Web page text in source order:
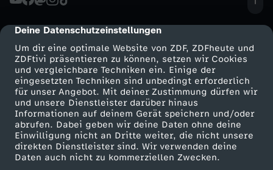
cmp-dialog-description
Deine Datenschutzeinstellungen
Um dir eine optimale Website von ZDF, ZDFheute und
ZDFtivi präsentieren zu können, setzen wir Cookies
und vergleichbare Techniken ein. Einige der
eingesetzten Techniken sind unbedingt erforderlich
für unser Angebot. Mit deiner Zustimmung dürfen wir
und unsere Dienstleister darüber hinaus
Informationen auf deinem Gerät speichern und/oder
abrufen. Dabei geben wir deine Daten ohne deine
Einwilligung nicht an Dritte weiter, die nicht unsere
direkten Dienstleister sind. Wir verwenden deine
Daten auch nicht zu kommerziellen Zwecken.
n
d
G
e
h
e
Mehr ZDF
ZDF-Apps
Smart TV
ZDFtext
Service
ZDFmitreden
Kontakt zum ZDF
Tickets